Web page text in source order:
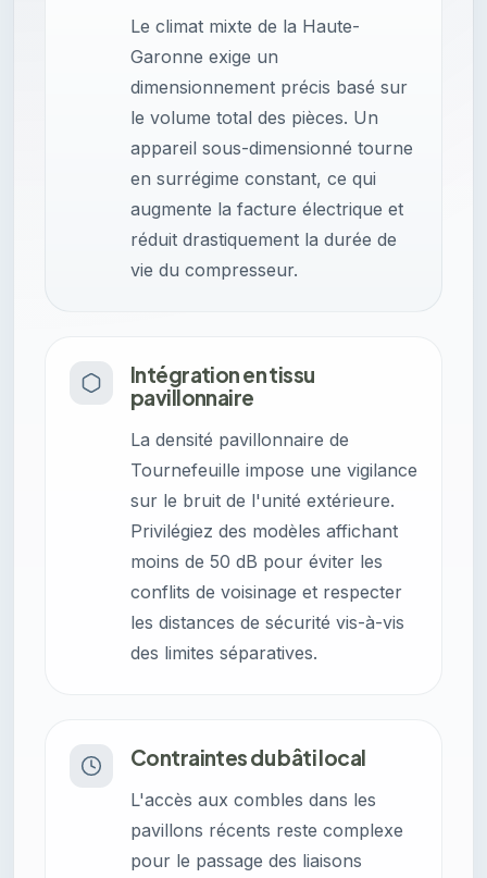
Le climat mixte de la Haute-
Garonne exige un
dimensionnement précis basé sur
le volume total des pièces. Un
appareil sous-dimensionné tourne
en surrégime constant, ce qui
augmente la facture électrique et
réduit drastiquement la durée de
vie du compresseur.
Intégration en tissu
pavillonnaire
La densité pavillonnaire de
Tournefeuille impose une vigilance
sur le bruit de l'unité extérieure.
Privilégiez des modèles affichant
moins de 50 dB pour éviter les
conflits de voisinage et respecter
les distances de sécurité vis-à-vis
des limites séparatives.
Contraintes du bâti local
L'accès aux combles dans les
pavillons récents reste complexe
pour le passage des liaisons